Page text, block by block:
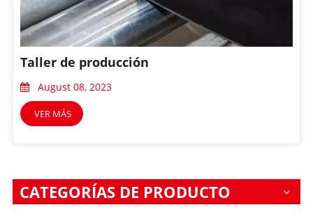
Taller de producción
August 08, 2023
VER MÁS
CATEGORÍAS DE PRODUCTO